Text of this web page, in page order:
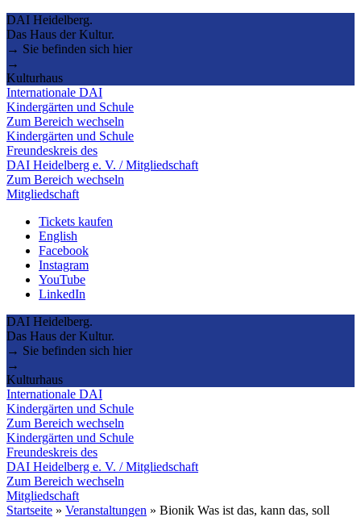
DAI Heidelberg.
Das Haus der Kultur.
→ Sie befinden sich hier
→
Kulturhaus
Internationale DAI
Kindergärten und Schule
Zum Bereich wechseln
Kindergärten und Schule
Freundeskreis des
DAI Heidelberg e. V. / Mitgliedschaft
Zum Bereich wechseln
Mitgliedschaft
Tickets kaufen
English
Facebook
Instagram
YouTube
LinkedIn
DAI Heidelberg.
Das Haus der Kultur.
→ Sie befinden sich hier
→
Kulturhaus
Internationale DAI
Kindergärten und Schule
Zum Bereich wechseln
Kindergärten und Schule
Freundeskreis des
DAI Heidelberg e. V. / Mitgliedschaft
Zum Bereich wechseln
Mitgliedschaft
Startseite » Veranstaltungen » Bionik Was ist das, kann das, soll